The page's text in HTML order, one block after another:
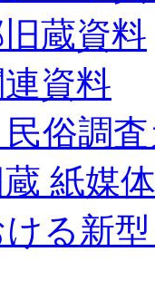
蔵資料
資料
俗調査
紙媒
る新